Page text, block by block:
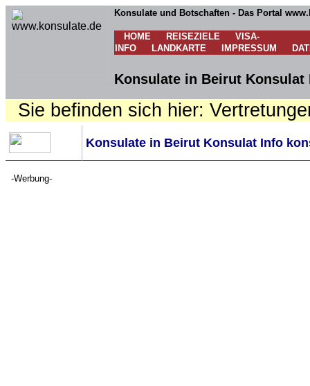
Konsulate und Botschaften - Das Portal
HOME REISEZIELE
VISA-
INFO
LANDKARTE IMPRESSUM
Konsulate in Beirut Konsulat
Sie befinden sich hier:
Konsulate in Beirut Konsulat Info
-Werbung-